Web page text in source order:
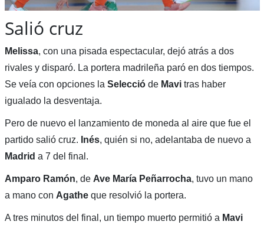
Salió cruz
Melissa, con una pisada espectacular, dejó atrás a dos
rivales y disparó. La portera madrileña paró en dos tiempos.
Se veía con opciones la Seleccióde Mavitras haber
igualado la desventaja.
Pero de nuevo el lanzamiento de moneda al aire que fue el
partido salió cruz. Inés, quién si no, adelantaba de nuevo a
Madrid a 7 del final.
Amparo Ramón, de Ave María Peñarrocha, tuvo un mano
a mano con Agatheque resolvió la portera.
A tres minutos del final, un tiempo muerto permitió a Mavi